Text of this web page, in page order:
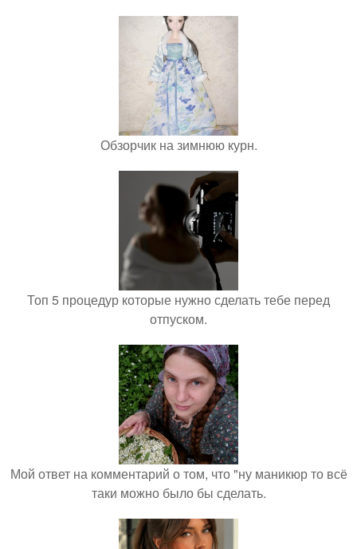
Обзорчик на зимнюю курн.
Топ 5 процедур которые нужно сделать тебе перед
отпуском.
Мой ответ на комментарий о том, что "ну маникюр то всё
таки можно было бы сделать.